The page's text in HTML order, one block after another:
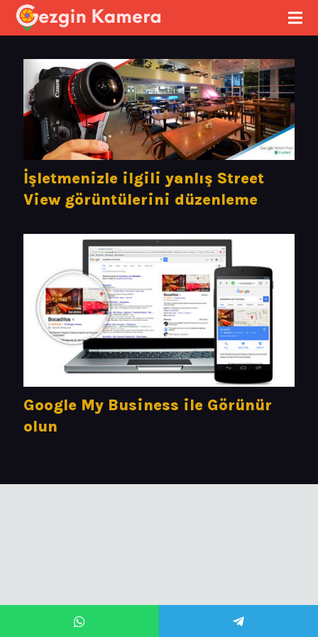
İşletmenizle ilgili yanlış Street
View görüntülerini düzenleme
Google My Business ile Görünür
olun